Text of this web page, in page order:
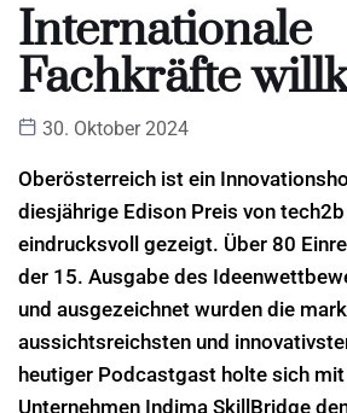
Internationale
Fachkräfte
30. Oktober 2024
Oberösterreich ist ein
diesjährige Edison Preis von
eindrucksvoll gezeigt. Über 80
der 15. Ausgabe des
und ausgezeichnet wurden die
aussichtsreichsten und
heutiger Podcastgast holte sich
Unternehmen Indima SkillBridge